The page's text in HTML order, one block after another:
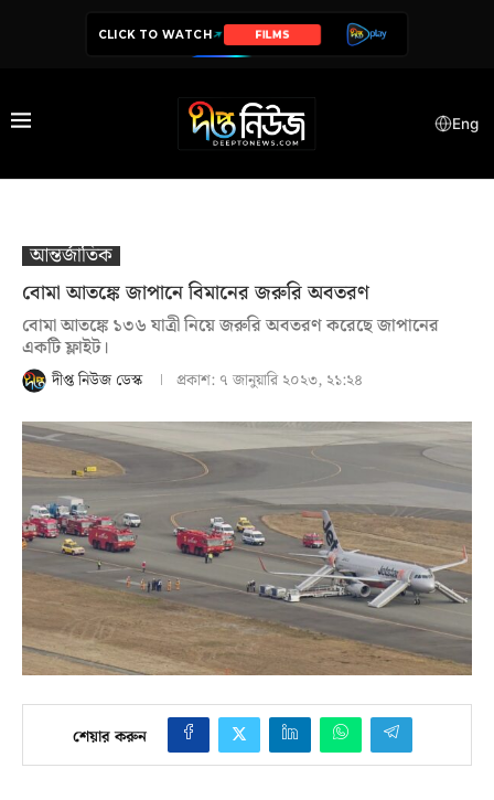
CLICK TO WATCH SERIES
Eng
আন্তর্জাতিক
বোমা আতঙ্কে জাপানে বিমানের জরুরি অবতরণ
বোমা আতঙ্কে ১৩৬ যাত্রী নিয়ে জরুরি অবতরণ করেছে জাপানের
একটি ফ্লাইট।
দীপ্ত নিউজ ডেস্ক প্রকাশ: ৭ জানুয়ারি ২০২৩, ২১:২৪
শেয়ার করুন